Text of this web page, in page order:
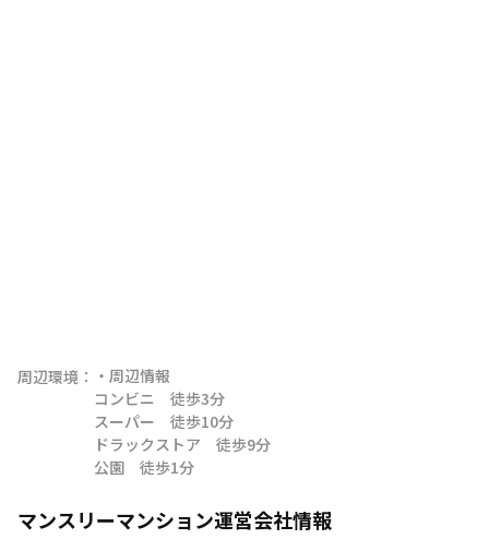
周辺環境： ・周辺情報
コンビニ　徒歩3分
スーパー　徒歩10分
ドラックストア　徒歩9分
公園　徒歩1分
マンスリーマンション運営会社情報